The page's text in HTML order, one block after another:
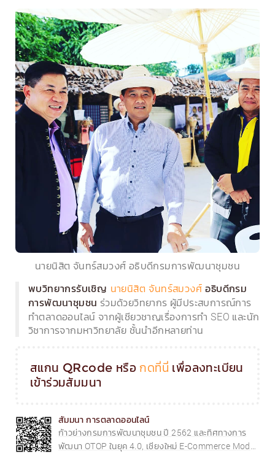
นายนิสิต จันทร์สมวงศ์ อธิบดีกรมการพัฒนาชุมชน
พบวิทยากรรับเชิญ นายนิสิต จันทร์สมวงศ์ อธิบดีกรม
การพัฒนาชุมชน ร่วมด้วยวิทยากร ผู้มีประสบการณ์การ
ทำตลาดออนไลน์ จากผู้เชียวชาญเรื่องการทำ SEO และนัก
วิชาการจากมหาวิทยาลัย ชั้นนำอีกหลายท่าน
สแกน QRcode หรือ กดที่นี่ เพื่อลงทะเบียน
เข้าร่วมสัมมนา
สัมมนา การตลาดออนไลน์
ก้าวย่างกรมการพัฒนาชุมชน ปี 2562 และทิศทางการ
พัฒนา OTOP ในยุค 4.0, เชียงใหม่ E-Commerce Model